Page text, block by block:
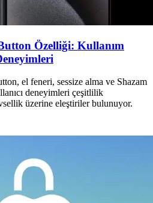
Özelliği: Kullanım
el feneri, sessize alma ve Shazam
deneyimleri çeşitlilik
üzerine eleştiriler bulunuyor.